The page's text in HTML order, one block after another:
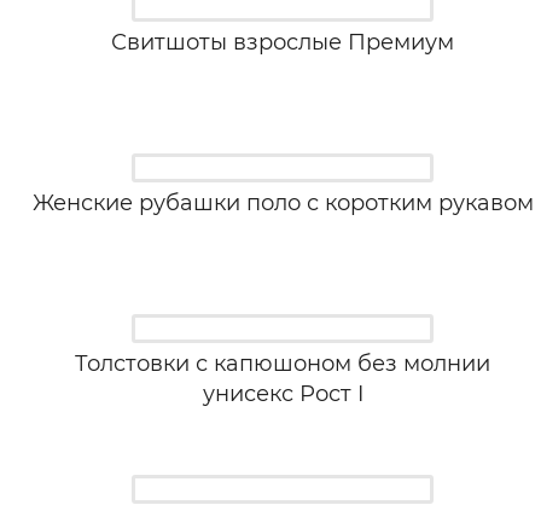
Свитшоты взрослые Премиум
Женские рубашки поло с коротким рукавом
Толстовки с капюшоном без молнии
унисекс Рост I